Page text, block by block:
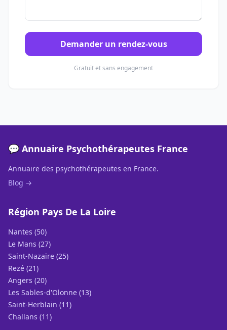
Demander un rendez-vous
Gratuit et sans engagement
💬 Annuaire Psychothérapeutes France
Annuaire des psychothérapeutes en France.
Blog →
Région Pays De La Loire
Nantes (50)
Le Mans (27)
Saint-Nazaire (25)
Rezé (21)
Angers (20)
Les Sables-d'Olonne (13)
Saint-Herblain (11)
Challans (11)